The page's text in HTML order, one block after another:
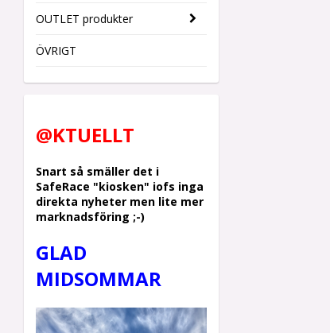
OUTLET produkter
ÖVRIGT
@KTUELLT
Snart så smäller det i
SafeRace "kiosken" iofs inga
direkta nyheter men lite mer
marknadsföring ;-)
GLAD
MIDSOMMAR